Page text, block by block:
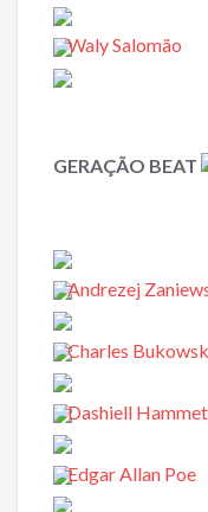
Waly Salomão
GERAÇÃO BEAT
Andrezej
Charles
Dashiell
Edgar Allan Poe